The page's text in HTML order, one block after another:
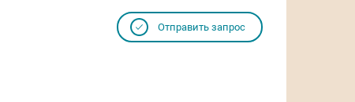
Отправить запрос